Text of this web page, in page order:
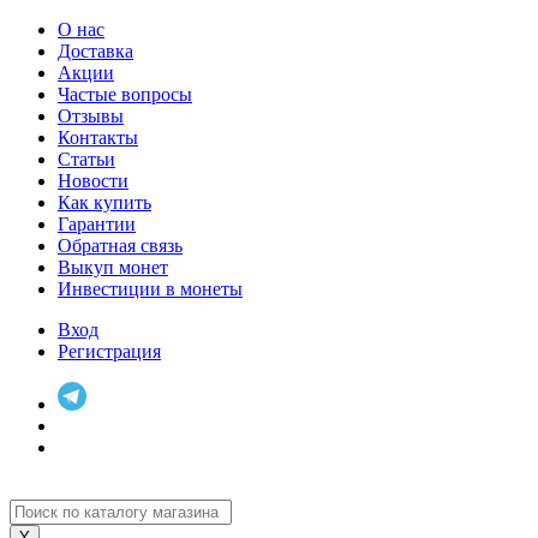
О нас
Доставка
Акции
Частые вопросы
Отзывы
Контакты
Статьи
Новости
Как купить
Гарантии
Обратная связь
Выкуп монет
Инвестиции в монеты
Вход
Регистрация